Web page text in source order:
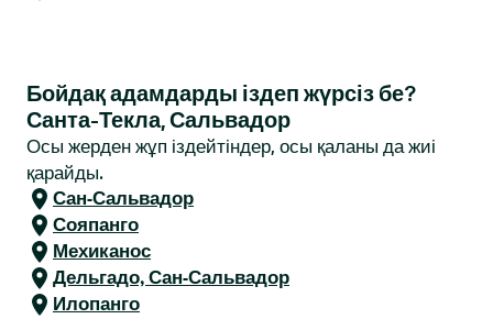
Бойдақ адамдарды іздеп жүрсіз бе?
Санта-Текла, Сальвадор
Осы жерден жұп іздейтіндер, осы қаланы да жиі
қарайды.
Сан-Сальвадор
Сояпанго
Мехиканос
Дельгадо, Сан-Сальвадор
Илопанго